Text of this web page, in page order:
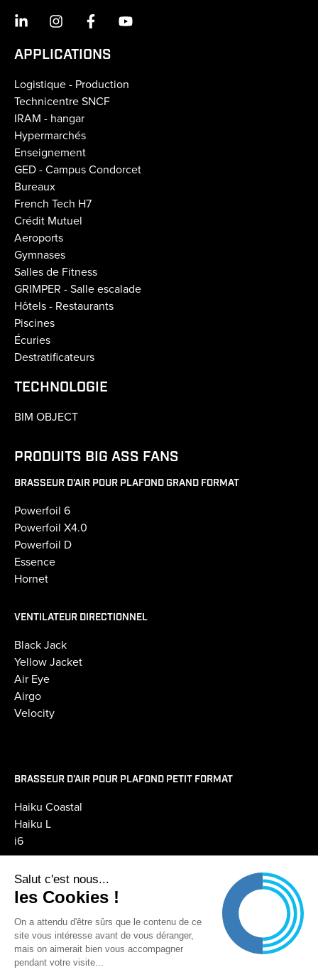
APPLICATIONS
Logistique - Production
Technicentre SNCF
IRAM - hangar
Hypermarchés
Enseignement
GED - Campus Condorcet
Bureaux
French Tech H7
Crédit Mutuel
Aeroports
Gymnases
Salles de Fitness
GRIMPER - Salle escalade
Hôtels - Restaurants
Piscines
Écuries
Destratificateurs
TECHNOLOGIE
BIM OBJECT
PRODUITS BIG ASS FANS
BRASSEUR D'AIR POUR PLAFOND GRAND FORMAT
Powerfoil 6
Powerfoil X4.0
Powerfoil D
Essence
Hornet
VENTILATEUR DIRECTIONNEL
Black Jack
Yellow Jacket
Air Eye
Airgo
Velocity
BRASSEUR D'AIR POUR PLAFOND PETIT FORMAT
Haiku Coastal
Haiku L
i6
PILOTAGE GTC GTB
Pilotage BAFCon
© Copyright 2022 Turbobrise ⎮Mentions légales
Salut c'est nous...
les Cookies !
On a attendu d'être sûrs que le contenu de ce
site vous intéresse avant de vous déranger,
mais on aimerait bien vous accompagner
pendant votre visite...